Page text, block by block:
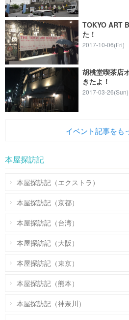
TOKYO ART
た！
2017-10-06(Fri)
胡桃堂喫茶店
きたよ！
2017-03-26(Sun)
イベント記事をも
本屋探訪記
本屋探訪記（エクストラ）
本屋探訪記（京都）
本屋探訪記（台湾）
本屋探訪記（大阪）
本屋探訪記（東京）
本屋探訪記（熊本）
本屋探訪記（神奈川）